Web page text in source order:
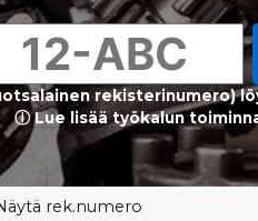
rekisterinumero)
ⓘ Lue lisää työkalun
rek.numero